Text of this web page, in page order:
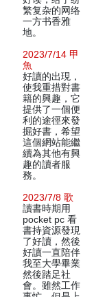
繁复杂的网络
一方书香雅
地。
2023/7/14 甲
魚
好讀的出現，
使我重措對書
籍的興趣，它
提供了一個便
利的途徑來發
掘好書，希望
這個網站能繼
續為其他有興
趣的讀者服
務。
2023/7/8 歌
讀書時期用
pocket pc 看
書持資源發現
了好讀，然後
好讀一直陪伴
我至大學畢業
然後踏足社
會。雖然工作